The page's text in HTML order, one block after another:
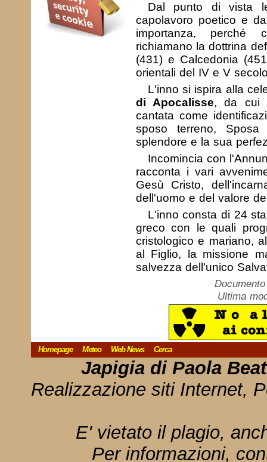
Dal punto di vista
capolavoro poetico e
importanza, perché
richiamano la dottrina
(431) e Calcedonia
orientali del IV e V
L'inno si ispira alla
di Apocalisse, da cui
cantata come
sposo terreno,
splendore e la sua
Incomincia con
racconta i vari
Gesù Cristo,
dell'uomo e del valore
L'inno consta di 24
greco con le quali
cristologico e mariano,
al Figlio, la missione
salvezza dell'unico
Ultima
Homepage Meteo Web News Cerca
Japigia di Paola
Realizzazione siti Internet,
E' vietato il plagio,
Per informazioni,